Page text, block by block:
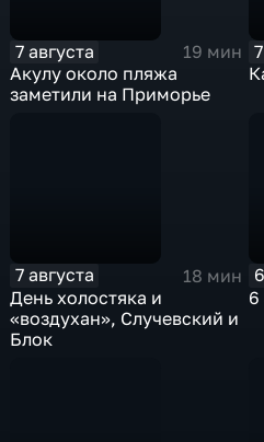
7 августа
19 мин
Акулу около пляжа
заметили на Приморье
7 августа
18 мин
День холостяка и
«воздухан», Случевский и
Блок
6